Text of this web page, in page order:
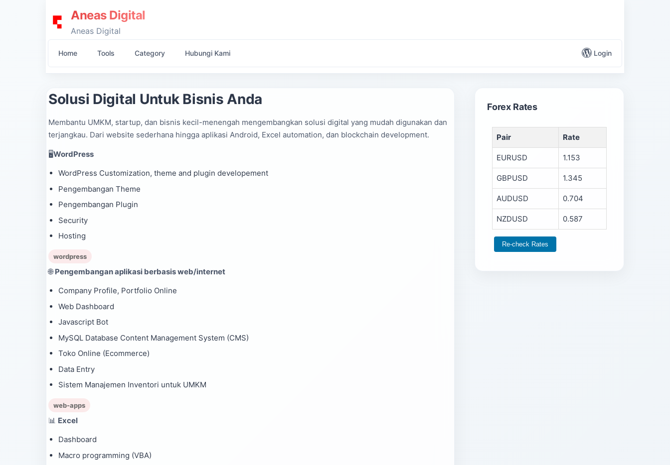
Aneas Digital
Aneas Digital
Home Tools Category Hubungi Kami Login
Solusi Digital Untuk Bisnis Anda
Membantu UMKM, startup, dan bisnis kecil-menengah mengembangkan solusi digital yang mudah digunakan dan
terjangkau. Dari website sederhana hingga aplikasi Android, Excel automation, dan blockchain development.
🖥️WordPress
WordPress Customization, theme and plugin developement
Pengembangan Theme
Pengembangan Plugin
Security
Hosting
wordpress
🌐 Pengembangan aplikasi berbasis web/internet
Company Profile, Portfolio Online
Web Dashboard
Javascript Bot
MySQL Database Content Management System (CMS)
Toko Online (Ecommerce)
Data Entry
Sistem Manajemen Inventori untuk UMKM
web-apps
📊 Excel
Dashboard
Macro programming (VBA)
Forex Rates
Pair Rate
EURUSD 1.153
GBPUSD 1.345
AUDUSD 0.704
NZDUSD 0.587
Re-check Rates